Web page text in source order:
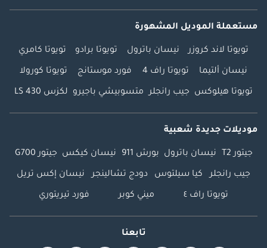
مستعملة الموديل المشهورة
تويوتا لاند كروزر نيسان باترول تويوتا برادو تويوتا كامري
نيسان ألتيما تويوتا راف 4 فورد موستانج تويوتا كورولا
تويوتا هيلوكس جيب رانجلر متسوبيشي باجيرو لكزس LS 430
موديلات جديدة شعبية
جيتور T2 نيسان باترول بورش 911 نيسان كيكس جيتور G700
جيب رانجلر كيا سيلتوس دودج تشالينجر نيسان إكس تريل
تويوتا راف ٤ ميني كوبر فورد تيريتوري
تابعنا